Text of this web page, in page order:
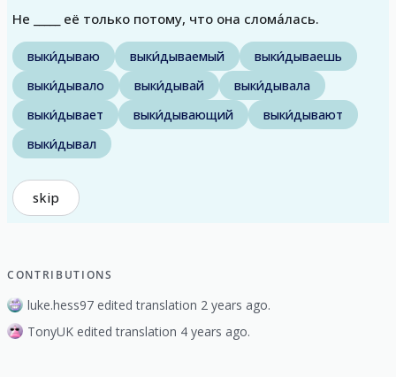
Не _____ её только потому, что она слома́лась.
выки́дываю выки́дываемый
выки́дываешь
выки́дывало
выки́дывай
выки́дывала
выки́дывает
выки́дывающий
выки́дывают
выки́дывал
skip
CONTRIBUTIONS
luke.hess97 edited translation 2 years ago.
TonyUK edited translation 4 years ago.